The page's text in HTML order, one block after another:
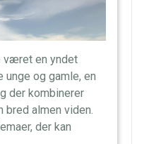
været en yndet
og gamle, en
der kombinerer
bred almen viden.
der kan